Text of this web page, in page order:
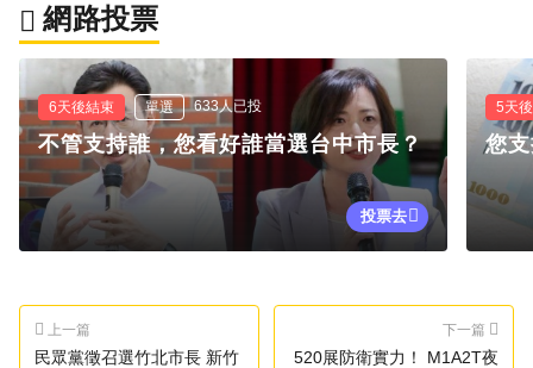
網路投票
6天後結束 單選 633人已投
不管支持誰，您看好誰當選台中市長？
投票去
5天
您
上一篇
民眾黨徵召選竹北市長 新竹
下一篇
520展防衛實力！ M1A2T夜